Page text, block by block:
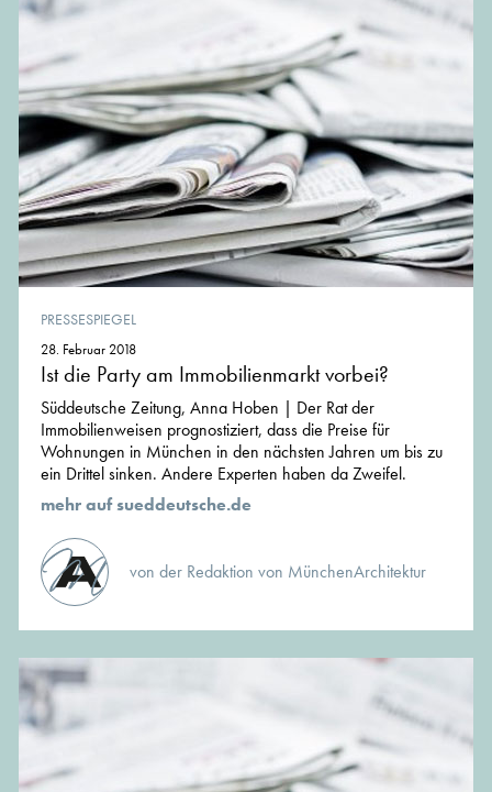
PRESSESPIEGEL
28. Februar 2018
Ist die Party am Immobilienmarkt vorbei?
Süddeutsche Zeitung, Anna Hoben | Der Rat der
Immobilienweisen prognostiziert, dass die Preise für
Wohnungen in München in den nächsten Jahren um bis zu
ein Drittel sinken. Andere Experten haben da Zweifel.
mehr auf sueddeutsche.de
von der Redaktion von MünchenArchitektur